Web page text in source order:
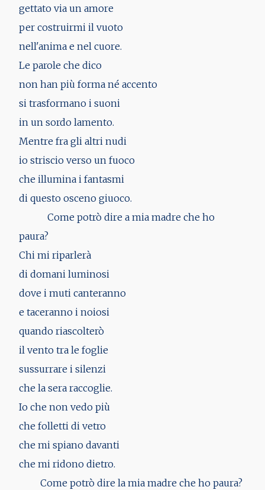
gettato via un amore
per costruirmi il vuoto
nell'anima e nel cuore.
Le parole che dico
non han più forma né accento
si trasformano i suoni
in un sordo lamento.
Mentre fra gli altri nudi
io striscio verso un fuoco
che illumina i fantasmi
di questo osceno giuoco.
Come potrò dire a mia madre che ho
paura?
Chi mi riparlerà
di domani luminosi
dove i muti canteranno
e taceranno i noiosi
quando riascolterò
il vento tra le foglie
sussurrare i silenzi
che la sera raccoglie.
Io che non vedo più
che folletti di vetro
che mi spiano davanti
che mi ridono dietro.
Come potrò dire la mia madre che ho paura?